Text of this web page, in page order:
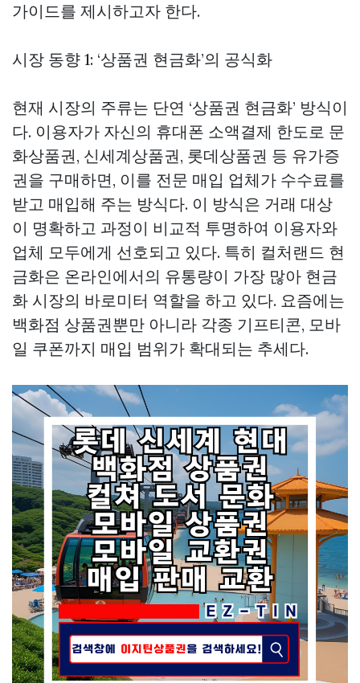
가이드를 제시하고자 한다.
시장 동향 1: ‘상품권 현금화’의 공식화
현재 시장의 주류는 단연 ‘상품권 현금화’ 방식이
다. 이용자가 자신의 휴대폰 소액결제 한도로 문
화상품권, 신세계상품권, 롯데상품권 등 유가증
권을 구매하면, 이를 전문 매입 업체가 수수료를
받고 매입해 주는 방식다. 이 방식은 거래 대상
이 명확하고 과정이 비교적 투명하여 이용자와
업체 모두에게 선호되고 있다. 특히 컬처랜드 현
금화은 온라인에서의 유통량이 가장 많아 현금
화 시장의 바로미터 역할을 하고 있다. 요즘에는
백화점 상품권뿐만 아니라 각종 기프티콘, 모바
일 쿠폰까지 매입 범위가 확대되는 추세다.